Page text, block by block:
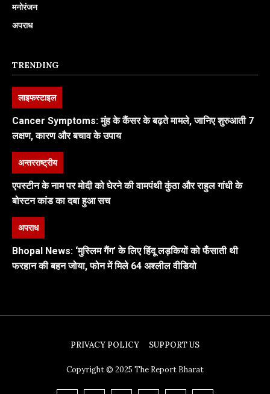
मनोरंजन
अपराध
TRENDING
लाइफस्टाइल
Cancer Symptoms: मुंह के कैंसर के बढ़ते मामले, जानिए शुरुआती 7
लक्षण, कारण और बचाव के उपाय
अन्तरराष्ट्रीय
एपस्टीन के नाम पर मोदी को घेरने की वामपंथी कुंठा और राहुल गांधी के
बोस्टन कांड का दबा हुआ सच
अपराध
Bhopal News: ‘मुस्लिम गैंग’ के लिए हिंदू लड़कियों को फँसाती थी
फरहान की बहन जोया, फोन में मिले 64 अश्लील वीडियो
PRIVACY POLICY SUPPORT US
Copyright © 2025 The Report Bharat